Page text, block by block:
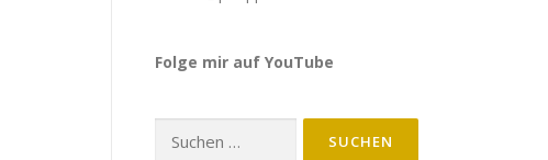
Folge mir auf YouTube